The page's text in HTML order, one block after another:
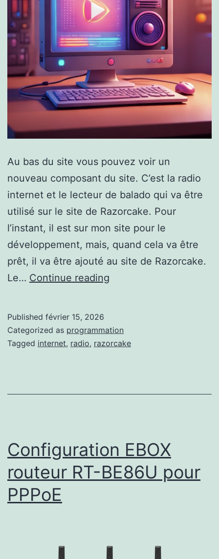
Au bas du site vous pouvez voir un
nouveau composant du site. C’est la radio
internet et le lecteur de balado qui va être
utilisé sur le site de Razorcake. Pour
l’instant, il est sur mon site pour le
développement, mais, quand cela va être
prêt, il va être ajouté au site de Razorcake.
Le… Continue reading
Published février 15, 2026
Categorized as programmation
Tagged internet, radio, razorcake
Configuration EBOX
routeur RT-BE86U pour
PPPoE